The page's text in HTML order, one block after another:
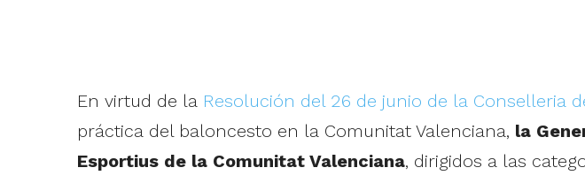
En virtud de la Resolución del 26 de junio de la Conselleria
práctica del baloncesto en la Comunitat Valenciana, la
Esportius de la Comunitat Valenciana, dirigidos a las